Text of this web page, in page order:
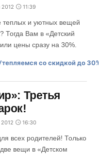
2012 11:39
и уютных вещей
Тогда Вам в «Детский
цены сразу на 30%.
Третья
16:30
всех родителей! Только
вещи в «Детском